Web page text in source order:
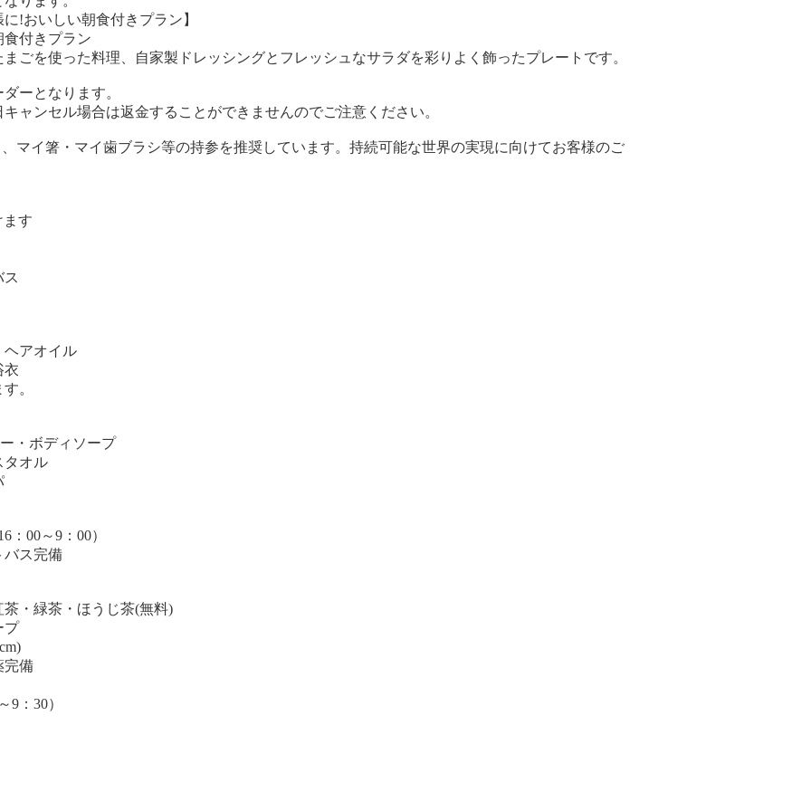
!おいしい朝食付きプラン】
付きプラン
ごを使った料理、自家製ドレッシングとフレッシュなサラダを彩りよく飾ったプレートです。
ーとなります。
ャンセル場合は返金することができませんのでご注意ください。
マイ箸・マイ歯ブラシ等の持参を推奨しています。持続可能な世界の実現に向けてお客様のご
す
ス
ヘアオイル
衣
。
・ボディソープ
タオル
00～9：00）
バス完備
・緑茶・ほうじ茶(無料)
プ
完備
9：30）